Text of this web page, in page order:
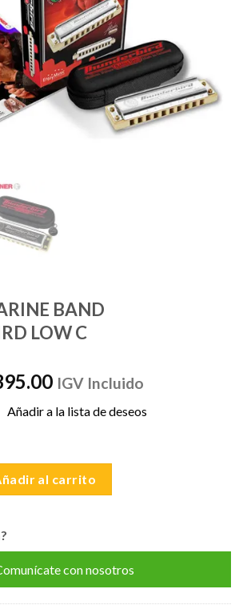
BAND
LOW C
El
actual
IGV Incluido
Añadir a la lista de deseos
THUNDERBIRD LOW C cantidad
al carrito
con nosotros